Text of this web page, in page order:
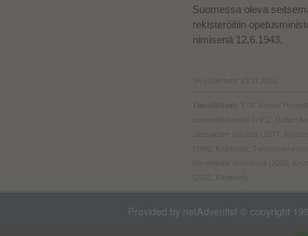
Suomessa oleva
rekisteröitiin
nimisenä 12.6.1943.
Provided by netAdventist © copyright